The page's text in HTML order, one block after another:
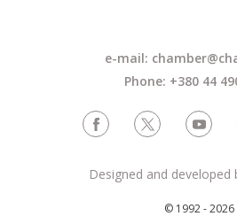
e-mail:
Phone: +380 44
© 1992 - 2026
Designed and developed